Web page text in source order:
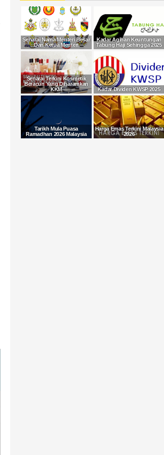
Senarai Nama Menteri Besar
Dan Ketua Menteri
Kadar Agihan Keuntungan
Tabung Haji Sehingga 2025
Senarai Terkini Kosmetik
Beracun Yang Diharamkan
KKM
Kadar Dividen KWSP 2025
Tarikh Mula Puasa
Ramadhan 2026 Malaysia
Harga Emas Terkini Malaysia
2026